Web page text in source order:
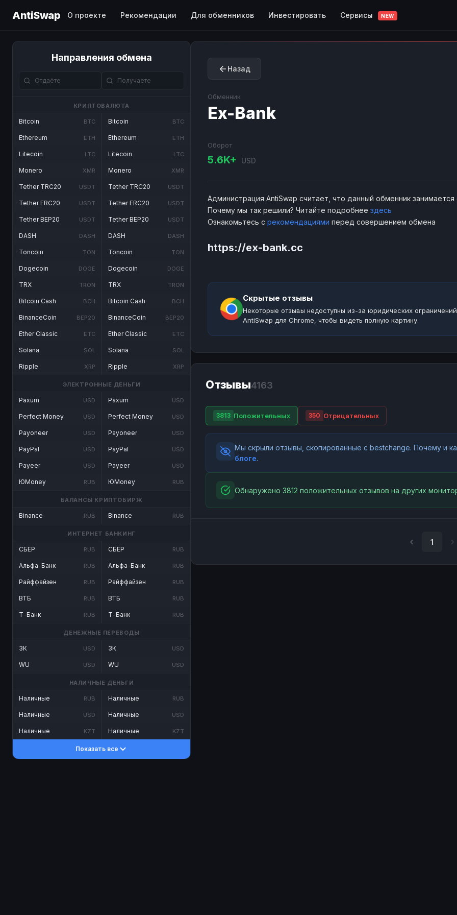
AntiSwap О проекте Рекомендации Для обменников Инвестировать Сервисы NEW
Направления обмена
КРИПТОВАЛЮТА
Bitcoin BTC
Ethereum ETH
Litecoin LTC
Monero XMR
Tether TRC20 USDT
Tether ERC20 USDT
Tether BEP20 USDT
DASH DASH
Toncoin TON
Dogecoin DOGE
TRX TRON
Bitcoin Cash BCH
BinanceCoin BEP20
Ether Classic ETC
Solana SOL
Ripple XRP
Bitcoin BTC
Ethereum ETH
Litecoin LTC
Monero XMR
Tether TRC20 USDT
Tether ERC20 USDT
Tether BEP20 USDT
DASH DASH
Toncoin TON
Dogecoin DOGE
TRX TRON
Bitcoin Cash BCH
BinanceCoin BEP20
Ether Classic ETC
Solana SOL
Ripple XRP
ЭЛЕКТРОННЫЕ ДЕНЬГИ
Paxum USD
Perfect Money USD
Payoneer USD
PayPal USD
Payeer USD
ЮMoney RUB
Paxum USD
Perfect Money USD
Payoneer USD
PayPal USD
Payeer USD
ЮMoney RUB
БАЛАНСЫ КРИПТОБИРЖ
Binance RUB Binance RUB
ИНТЕРНЕТ БАНКИНГ
СБЕР RUB
Альфа-Банк RUB
Райффайзен RUB
ВТБ RUB
Т-Банк RUB
СБЕР RUB
Альфа-Банк RUB
Райффайзен RUB
ВТБ RUB
Т-Банк RUB
ДЕНЕЖНЫЕ ПЕРЕВОДЫ
ЗК USD
WU USD
ЗК USD
WU USD
НАЛИЧНЫЕ ДЕНЬГИ
Наличные RUB
Наличные USD
Наличные KZT
Наличные RUB
Наличные USD
Наличные KZT
Показать все
Назад
Обменник
Ex-Bank
Оборот
5.6K+ USD
Администрация AntiSwap считает, что данный обменник занимается
Почему мы так решили? Читайте подробнее здесь
Ознакомьтесь с рекомендациями перед совершением обмена
https://ex-bank.cc
Скрытые отзывы
Некоторые отзывы недоступны из-за юридических
AntiSwap для Chrome, чтобы видеть полную картину.
Отзывы4163
3813 Положительных 350 Отрицательных
Мы скрыли отзывы, скопированные с bestchange. Почему и
блоге.
Обнаружено 3812 положительных отзывов на других
1